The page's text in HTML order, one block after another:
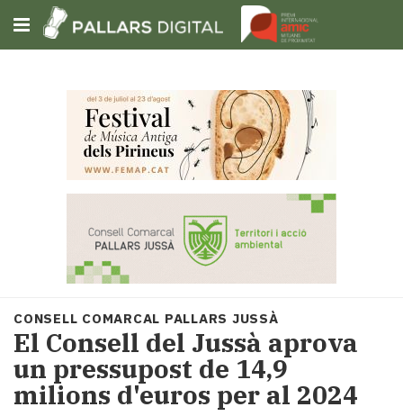
Subscriu-t'hi
Portada
Societat
Política
i
municipis
Economia
CONSELL COMARCAL PALLARS JUSSÀ
El Consell del Jussà aprova
un pressupost ​de 14,9
milions d'euros per al 2024